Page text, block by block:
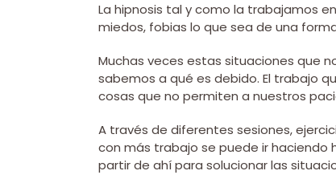
La hipnosis tal y como la trabajamos
miedos, fobias lo que sea de una
Muchas veces estas situaciones que
sabemos a qué es debido. El trabajo
cosas que no permiten a nuestros
A través de diferentes sesiones,
con más trabajo se puede ir haciendo
partir de ahí para solucionar las